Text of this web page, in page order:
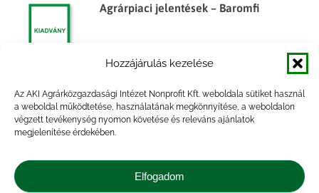
Hozzájárulás kezelése
Az AKI Agrárközgazdasági Intézet Nonprofit Kft. weboldala sütiket használ
a weboldal működtetése, használatának megkönnyítése, a weboldalon
végzett tevékenység nyomon követése és releváns ajánlatok
megjelenítése érdekében.
Elfogadom
Agrárpiaci jelentések – Baromfi
Az élelmiszergazdaság
külkereskedelme, 2014. év